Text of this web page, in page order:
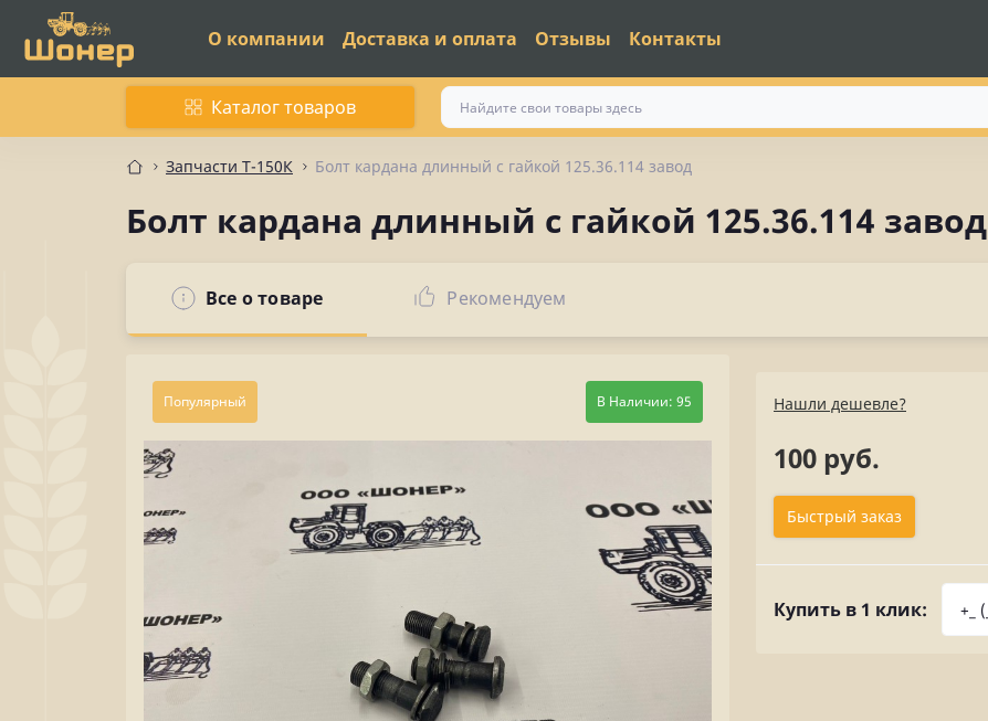
О компании Доставка и оплата Отзывы Контакты
Каталог товаров
Запчасти Т-150К Болт кардана длинный с гайкой 125.36.114 завод
Болт кардана длинный с гайкой 125.36.114 завод
Все о товаре Рекомендуем
Популярный В Наличии: 95 Нашли дешевле?
100 руб.
Быстрый заказ
Купить в 1 клик: